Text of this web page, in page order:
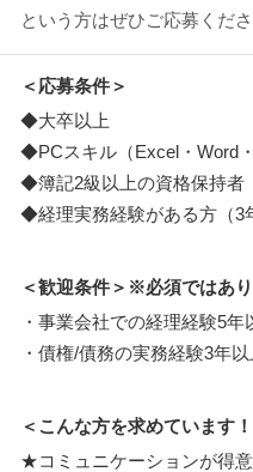
という方はぜひご応募くだ
＜応募条件＞
◆大卒以上
◆PCスキル（Excel・Word・
◆簿記2級以上の資格保持者
◆経理実務経験がある方（3
＜歓迎条件＞※必須ではあ
・事業会社での経理経験5年
・債権/債務の実務経験3年以
＜こんな方を求めています
★コミュニケーションが得